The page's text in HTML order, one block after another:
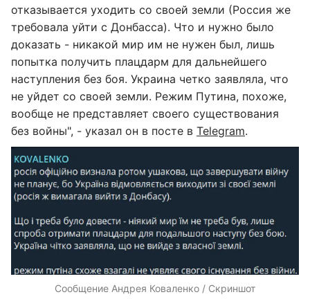
отказывается уходить со своей земли (Россия же
требовала уйти с Донбасса). Что и нужно было
доказать - никакой мир им не нужен был, лишь
попытка получить плацдарм для дальнейшего
наступления без боя. Украина четко заявляла, что
не уйдет со своей земли. Режим Путина, похоже,
вообще не представляет своего существования
без войны", - указал он в посте в Telegram.
Сообщение Андрея Коваленко / Скриншот